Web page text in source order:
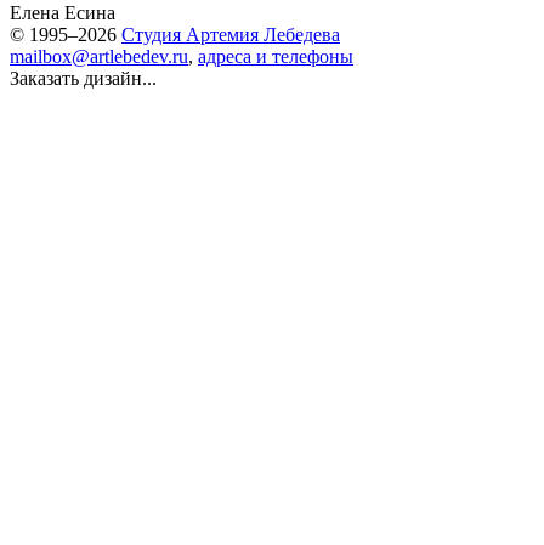
Елена Есина
© 1995–2026 Студия Артемия Лебедева
mailbox@artlebedev.ru, адреса и телефоны
Заказать дизайн...